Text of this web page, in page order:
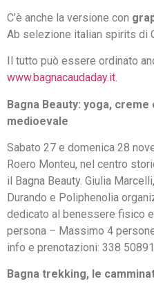
C’è anche la versione con
Ab selezione italian spirits di
Il tutto può essere ordinato
www.bagnacaudaday.it.
Bagna Beauty: yoga,
medioevale
Sabato 27 e domenica 28
Roero Monteu, nel centro
il Bagna Beauty. Giulia
Durando e Poliphenolia
dedicato al benessere fisico
persona – Massimo 4
info e prenotazioni: 338
Bagna trekking, le